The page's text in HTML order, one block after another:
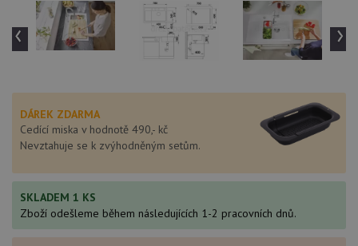
‹ ›
DÁREK ZDARMA
Cedící miska v hodnotě 490,- kč
Nevztahuje se k zvýhodněným setům.
SKLADEM 1 KS
Zboží odešleme během následujících 1-2 pracovních dnů.